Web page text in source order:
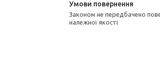
Законом не передбачено повернення та обмін даного товару
належної якості